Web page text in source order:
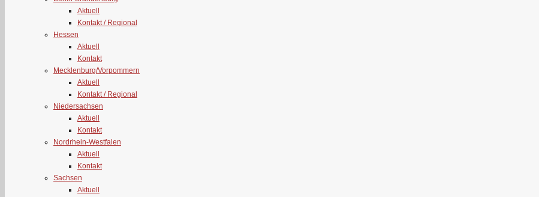
Aktuell
Kontakt / Regional
Hessen
Aktuell
Kontakt
Mecklenburg/Vorpommern
Aktuell
Kontakt / Regional
Niedersachsen
Aktuell
Kontakt
Nordrhein-Westfalen
Aktuell
Kontakt
Sachsen
Aktuell